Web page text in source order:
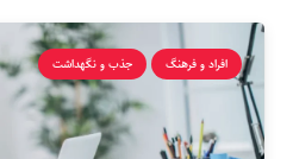
افراد و فرهنگ جذب و نگهداشت